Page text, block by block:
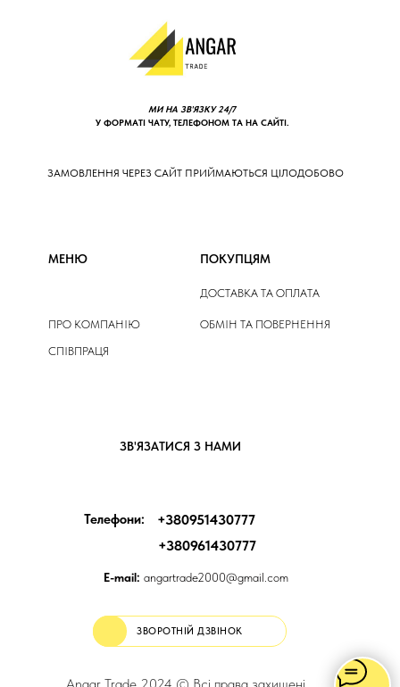
ПРО КОМПАНІЮ
СПІВПРАЦЯ
ДОСТАВКА ТА ОПЛАТА
ОБМІН ТА ПОВЕРНЕННЯ
ПОКУПЦЯМ
МИ НА ЗВ'ЯЗКУ 24/7
У ФОРМАТІ ЧАТУ, ТЕЛЕФОНОМ ТА НА САЙТІ.
ЗВ'ЯЗАТИСЯ З НАМИ
Телефони:
МЕНЮ
E-mail: angartrade2000@gmail.com
ЗВОРОТНІЙ ДЗВІНОК
ЗАМОВЛЕННЯ ЧЕРЕЗ САЙТ ПРИЙМАЮТЬСЯ ЦІЛОДОБОВО
+380951430777
+380961430777